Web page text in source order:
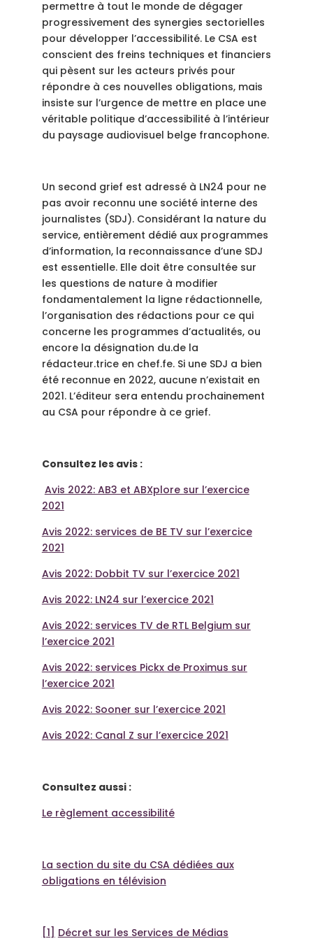
permettre à tout le monde de dégager
progressivement des synergies sectorielles
pour développer l’accessibilité. Le CSA est
conscient des freins techniques et financiers
qui pèsent sur les acteurs privés pour
répondre à ces nouvelles obligations, mais
insiste sur l’urgence de mettre en place une
véritable politique d’accessibilité à l’intérieur
du paysage audiovisuel belge francophone.
Un second grief est adressé à LN24 pour ne
pas avoir reconnu une société interne des
journalistes (SDJ). Considérant la nature du
service, entièrement dédié aux programmes
d’information, la reconnaissance d’une SDJ
est essentielle. Elle doit être consultée sur
les questions de nature à modifier
fondamentalement la ligne rédactionnelle,
l’organisation des rédactions pour ce qui
concerne les programmes d’actualités, ou
encore la désignation du.de la
rédacteur.trice en chef.fe. Si une SDJ a bien
été reconnue en 2022, aucune n’existait en
2021. L’éditeur sera entendu prochainement
au CSA pour répondre à ce grief.
Consultez les avis :
Avis 2022: AB3 et ABXplore sur l’exercice
2021
Avis 2022: services de BE TV sur l’exercice
2021
Avis 2022: Dobbit TV sur l’exercice 2021
Avis 2022: LN24 sur l’exercice 2021
Avis 2022: services TV de RTL Belgium sur
l’exercice 2021
Avis 2022: services Pickx de Proximus sur
l’exercice 2021
Avis 2022: Sooner sur l’exercice 2021
Avis 2022: Canal Z sur l’exercice 2021
Consultez aussi :
Le règlement accessibilité
La section du site du CSA dédiées aux
obligations en télévision
[1] Décret sur les Services de Médias